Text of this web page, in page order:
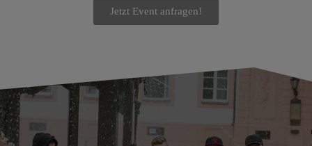
Jetzt Event anfragen!